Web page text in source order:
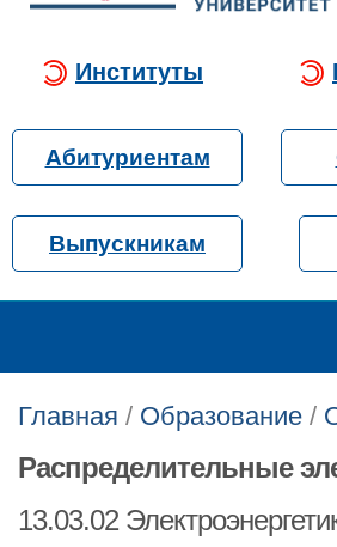
Институты
Абитуриентам
Выпускникам
Главная / Образование /
Распределительные
13.03.02